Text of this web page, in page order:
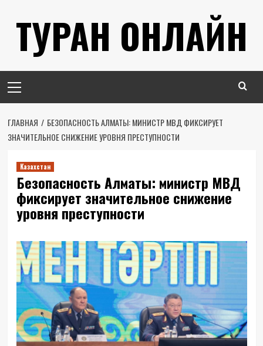
содержимому
ТУРАН ОНЛАЙН
меню
ГЛАВНАЯ
БЕЗОПАСНОСТЬ АЛМАТЫ: МИНИСТР МВД ФИКСИРУЕТ
ЗНАЧИТЕЛЬНОЕ СНИЖЕНИЕ УРОВНЯ ПРЕСТУПНОСТИ
Казахстан
Безопасность Алматы: министр МВД
фиксирует значительное снижение
уровня преступности